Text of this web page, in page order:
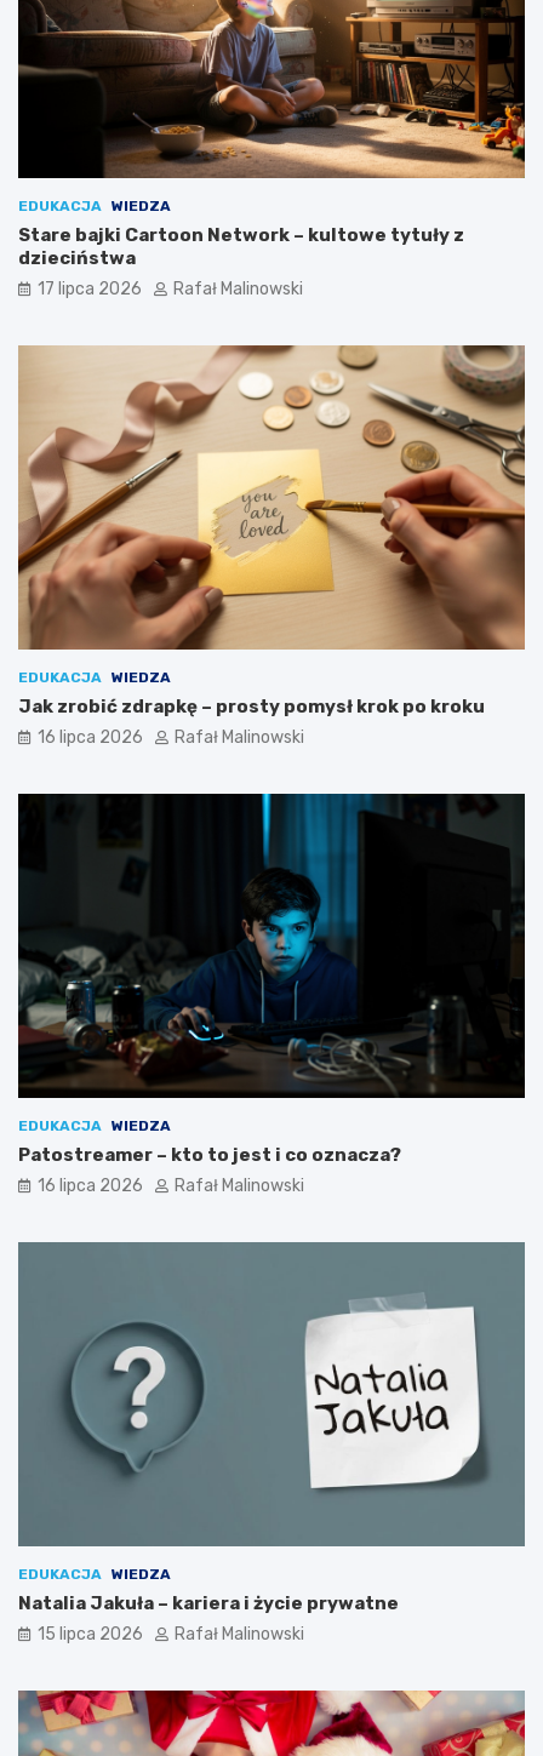
EDUKACJA WIEDZA
Stare bajki Cartoon Network – kultowe tytuły z
dzieciństwa
17 lipca 2026 Rafał Malinowski
EDUKACJA WIEDZA
Jak zrobić zdrapkę – prosty pomysł krok po kroku
16 lipca 2026 Rafał Malinowski
EDUKACJA WIEDZA
Patostreamer – kto to jest i co oznacza?
16 lipca 2026 Rafał Malinowski
EDUKACJA WIEDZA
Natalia Jakuła – kariera i życie prywatne
15 lipca 2026 Rafał Malinowski